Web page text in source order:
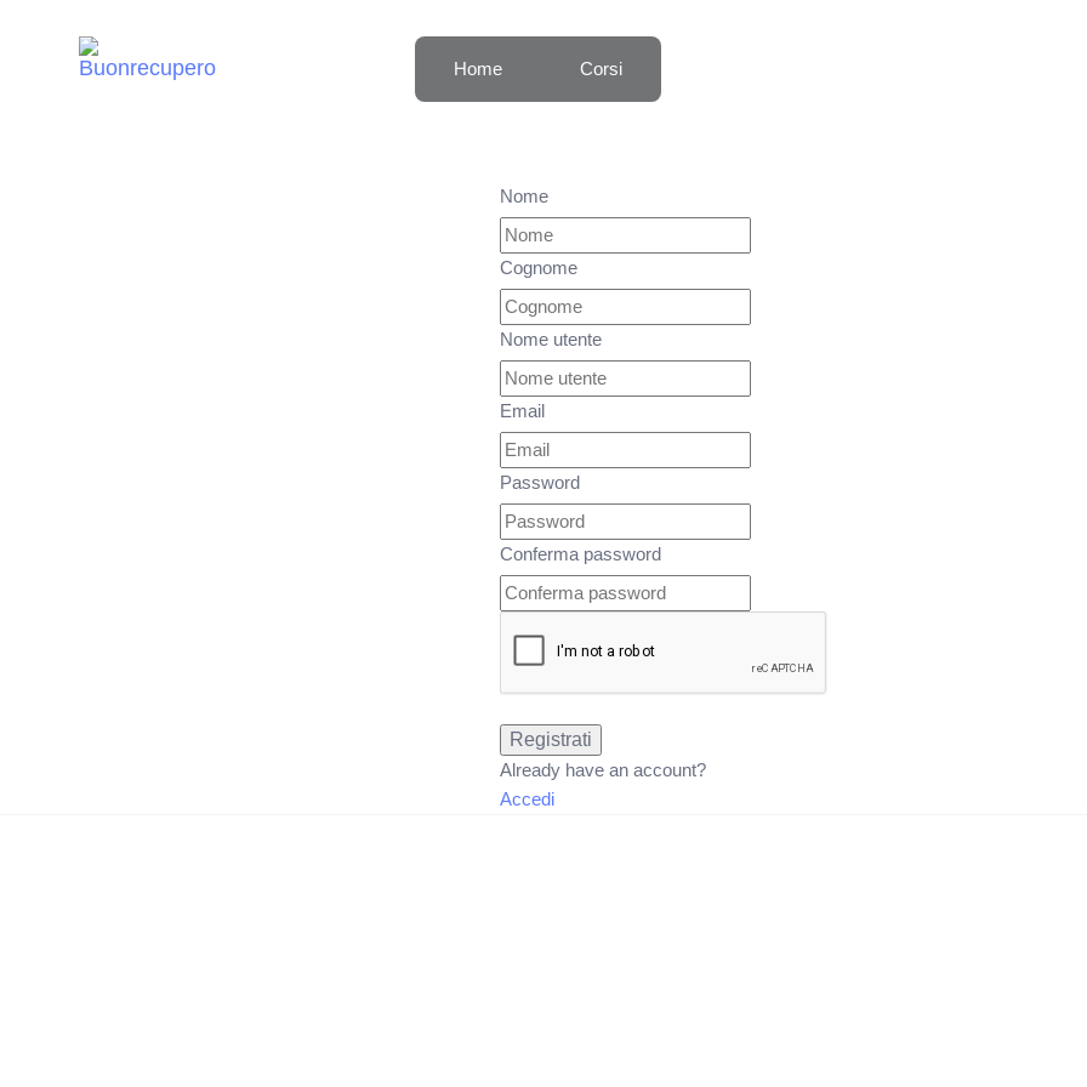
Home Corsi
Nome
Cognome
Nome utente
Email
Password
Conferma password
Registrati
Already have an account?
Accedi